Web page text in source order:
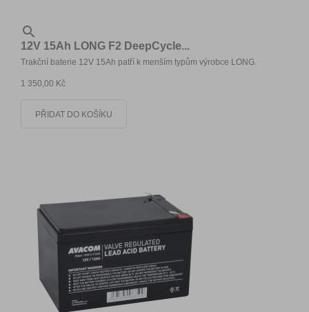

12V 15Ah LONG F2 DeepCycle...
Trakční baterie 12V 15Ah patří k menším typům výrobce LONG.
1 350,00 Kč
PŘIDAT DO KOŠÍKU